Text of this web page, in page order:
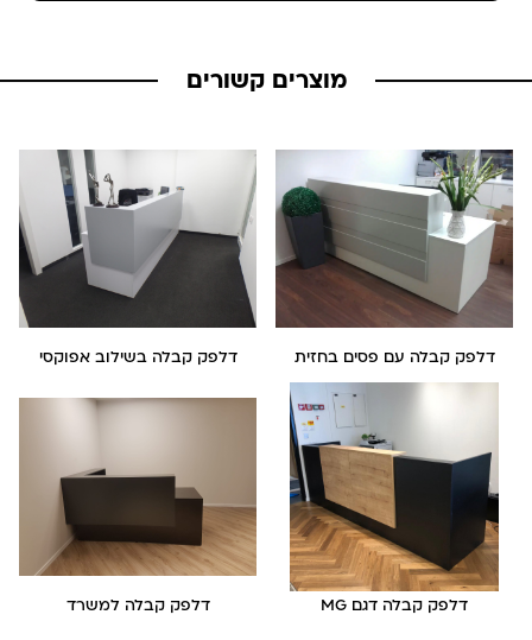
מוצרים קשורים
דלפק קבלה עם פסים בחזית דלפק קבלה בשילוב אפוקסי
דלפק קבלה דגם MG דלפק קבלה למשרד